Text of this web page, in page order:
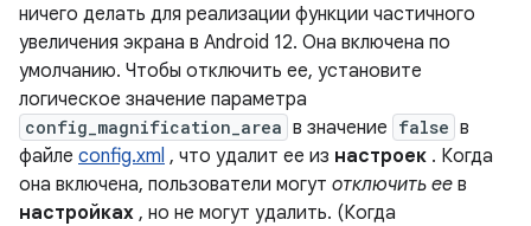
ничего делать для реализации функции частичного
увеличения экрана в Android 12. Она включена по
умолчанию. Чтобы отключить ее, установите
логическое значение параметра
config_magnification_area в значение false в
файле config.xml , что удалит ее из настроек . Когда
она включена, пользователи могут отключить ее в
настройках , но не могут удалить. (Когда